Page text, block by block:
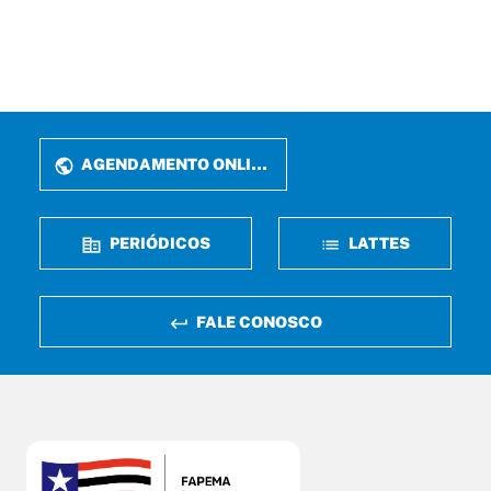
AGENDAMENTO ONLINE
PERIÓDICOS LATTES
FALE CONOSCO